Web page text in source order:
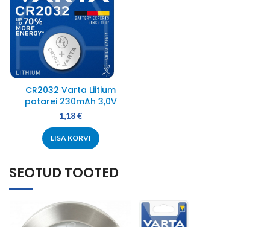
CR2032 Varta Liitium
patarei 230mAh 3,0V
1,18€
LISA KORVI
SEOTUD TOOTED